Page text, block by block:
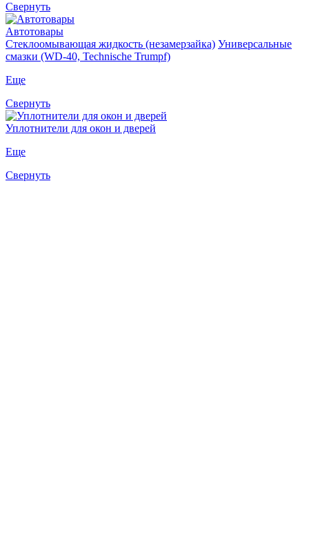
Свернуть
Автотовары
Стеклоомывающая жидкость (незамерзайка) Универсальные
смазки (WD-40, Technische Trumpf)
Еще
Свернуть
Уплотнители для окон и дверей
Еще
Свернуть